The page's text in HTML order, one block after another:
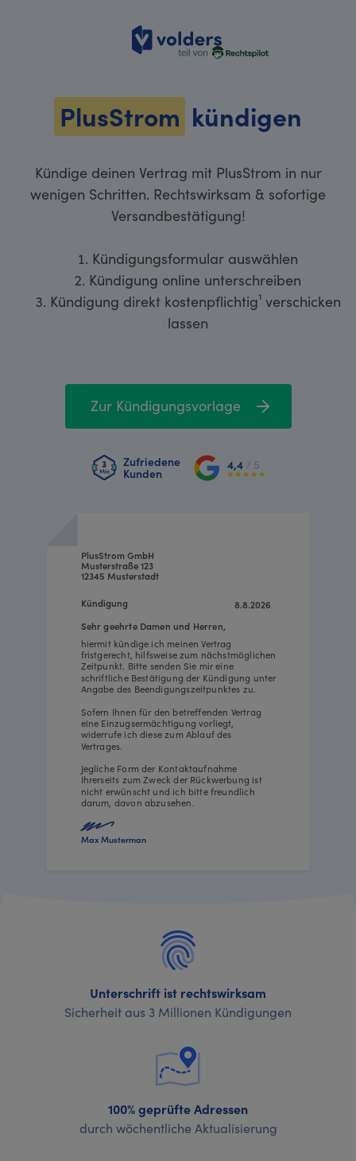
volders
PlusStrom kündigen
Kündige deinen Vertrag mit PlusStrom in nur
wenigen Schritten. Rechtswirksam & sofortige
Versandbestätigung!
Kündigungsformular auswählen
Kündigung online unterschreiben
Kündigung direkt kostenpflichtig¹ verschicken
lassen
Zur Kündigungsvorlage
Zufriedene
Kunden
4,4 / 5
8.8.2026
PlusStrom GmbH
Musterstraße 123
12345 Musterstadt
hiermit kündige ich meinen Vertrag
fristgerecht, hilfsweise zum nächstmöglichen
Zeitpunkt. Bitte senden Sie mir eine
schriftliche Bestätigung der Kündigung unter
Angabe des Beendigungszeitpunktes zu.
Sofern Ihnen für den betreffenden Vertrag
eine Einzugsermächtigung vorliegt,
widerrufe ich diese zum Ablauf des
Vertrages.
Jegliche Form der Kontaktaufnahme
Ihrerseits zum Zweck der Rückwerbung ist
nicht erwünscht und ich bitte freundlich
darum, davon abzusehen.
Sehr geehrte Damen und Herren,
Kündigung
Max Musterman
Unterschrift ist rechtswirksam
Sicherheit aus 3 Millionen Kündigungen
100% geprüfte Adressen
durch wöchentliche Aktualisierung